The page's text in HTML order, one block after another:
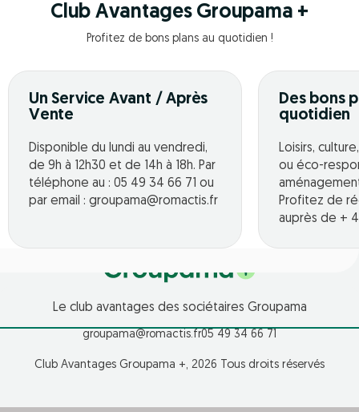
Club Avantages Groupama +
Profitez de bons plans au quotidien !
Un Service Avant / Après
Vente
Disponible du lundi au vendredi,
de 9h à 12h30 et de 14h à 18h. Par
téléphone au : 05 49 34 66 71 ou
par email : groupama@romactis.fr
Des bons
quotidien
Loisirs,
ou éco-
Profitez de
auprès de +
Le club avantages des sociétaires Groupama
groupama@romactis.fr05 49 34 66 71
Club Avantages Groupama +, 2026 Tous droits réservés